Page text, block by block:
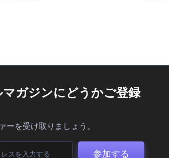
ガジンにどうかご登録
ーを受け取りましょう。
参加する